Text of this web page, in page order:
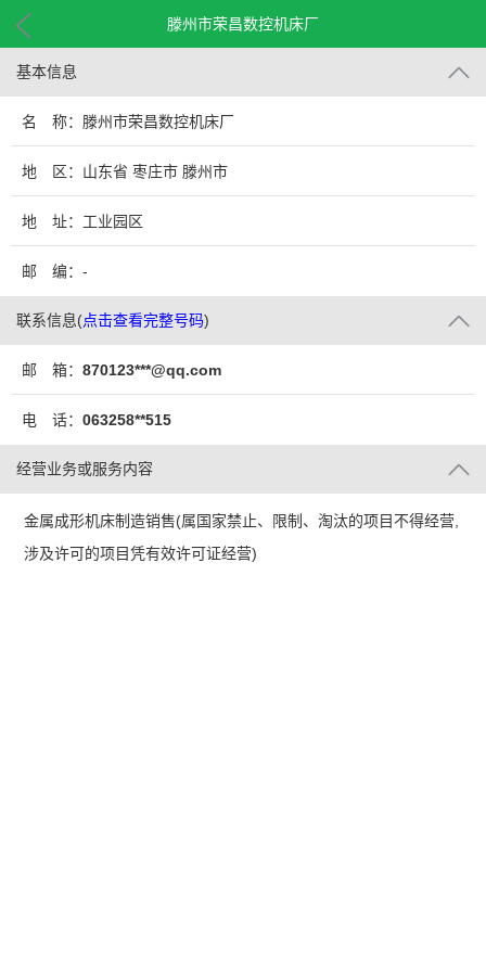
滕州市荣昌数控机床厂
基本信息
名 称：滕州市荣昌数控机床厂
地 区：山东省 枣庄市 滕州市
地 址：工业园区
邮 编：-
联系信息(点击查看完整号码)
邮 箱： 870123***@qq.com
电 话： 063258**515
经营业务或服务内容
金属成形机床制造销售(属国家禁止、限制、淘汰的项目不得经营,
涉及许可的项目凭有效许可证经营)